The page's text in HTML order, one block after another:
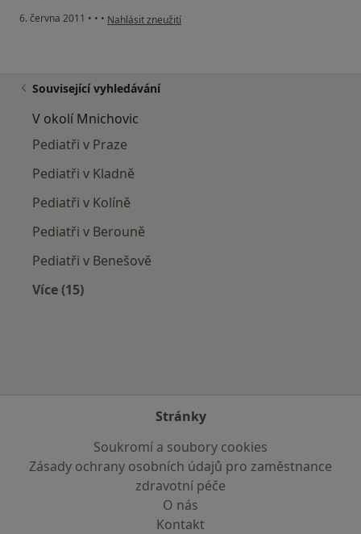
6. června 2011 • • • podle názoru uživatele Váš účet byl odstraněn
Nahlásit zneužití
Související vyhledávání
V okolí Mnichovic
Pediatři v Praze
Pediatři v Kladně
Pediatři v Kolíně
Pediatři v Berouně
Pediatři v Benešově
Více (15)
Stránky
Soukromí a soubory cookies
Zásady ochrany osobních údajů pro zaměstnance
zdravotní péče
O nás
Kontakt